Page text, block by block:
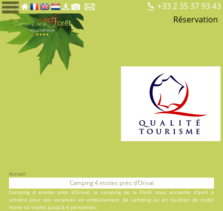
+33 2 35 37 93 43
Réservation
Accueil
Camping 4 etoiles près d'Orival
Camping 4 etoiles près d'Orival, le camping de la Forêt vous accueille d'avril à
octobre pour vos vacances enemplacement de campingou en locationde mobil
home ou chalet jusqu'à 6 personnes.